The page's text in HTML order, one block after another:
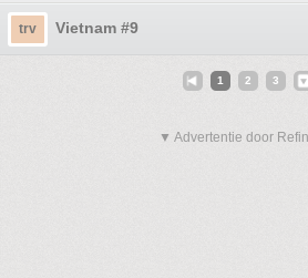
trv Vietnam #9
1 2 3
▼ Advertentie door